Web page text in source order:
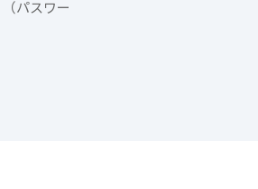
パスワー